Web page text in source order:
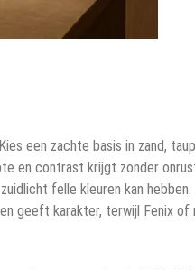
een zachte basis in zand,
en contrast krijgt zonder
felle kleuren kan hebben.
geeft karakter, terwijl Fenix of